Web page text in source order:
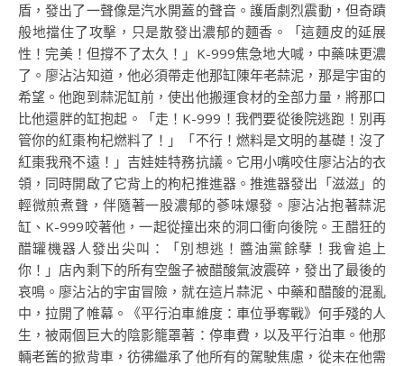
盾，發出了一聲像是汽水開蓋的聲音。護盾劇烈震動，但奇蹟
般地擋住了攻擊，只是散發出濃郁的麵香。「這麵皮的延展
性！完美！但撐不了太久！」K-999焦急地大喊，中藥味更濃
了。廖沾沾知道，他必須帶走他那缸陳年老蒜泥，那是宇宙的
希望。他跑到蒜泥缸前，使出他搬運食材的全部力量，將那口
比他還胖的缸抱起。「走！K-999！我們要從後院逃跑！別再
管你的紅棗枸杞燃料了！」「不行！燃料是文明的基礎！沒了
紅棗我飛不遠！」吉娃娃特務抗議。它用小嘴咬住廖沾沾的衣
領，同時開啟了它背上的枸杞推進器。推進器發出「滋滋」的
輕微煎煮聲，伴隨著一股濃郁的蔘味爆發。廖沾沾抱著蒜泥
缸、K-999咬著他，一起從撞出來的洞口衝向後院。王醋狂的
醋罐機器人發出尖叫：「別想逃！醬油黨餘孽！我會追上
你！」店內剩下的所有空盤子被醋酸氣波震碎，發出了最後的
哀鳴。廖沾沾的宇宙冒險，就在這片蒜泥、中藥和醋酸的混亂
中，拉開了帷幕。《平行泊車維度：車位爭奪戰》何手殘的人
生，被兩個巨大的陰影籠罩著：停車費，以及平行泊車。他那
輛老舊的掀背車，彷彿繼承了他所有的駕駛焦慮，從未在他需